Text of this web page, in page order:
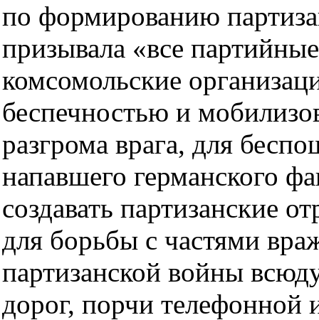
по формированию
призывала «все
комсомольские
беспечностью и
разгрома врага, для
напавшего германского
создавать партизанские
для борьбы с частями
партизанской войны
дорог, порчи телефонной